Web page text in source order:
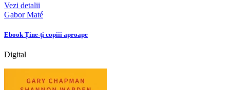
Vezi detalii
Gabor Maté
Ebook Ține-ți copiii aproape
Digital